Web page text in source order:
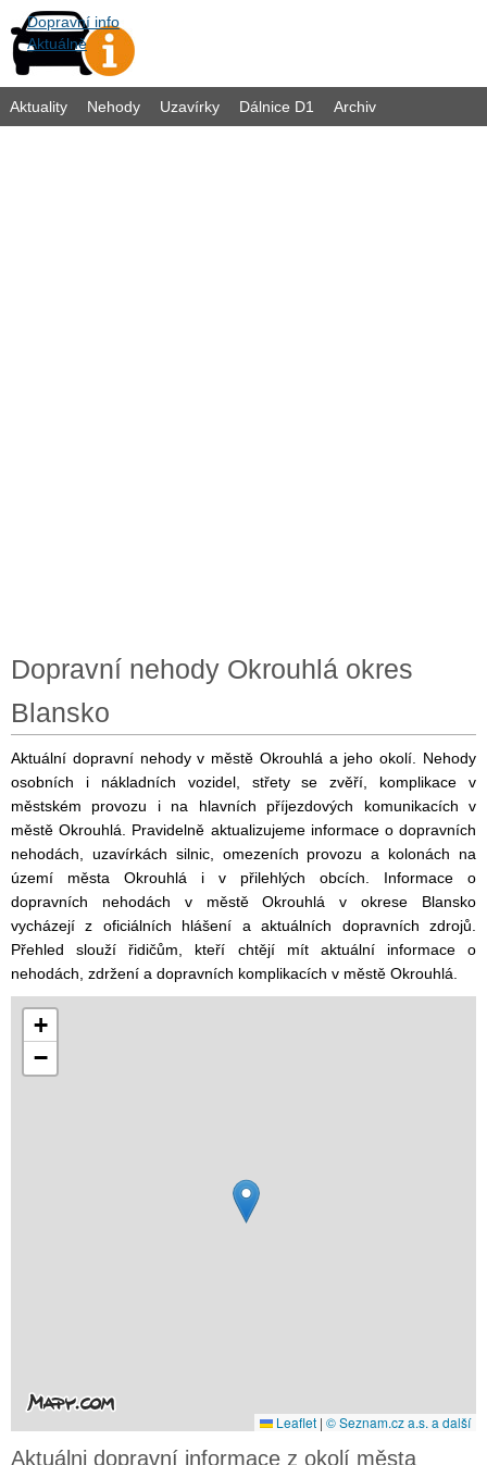
Dopravní info
Aktuálně
Aktuality Nehody Uzavírky Dálnice D1 Archiv
Dopravní nehody Okrouhlá okres
Blansko
Aktuální dopravní nehody v městě Okrouhlá a jeho okolí. Nehody
osobních i nákladních vozidel, střety se zvěří, komplikace v
městském provozu i na hlavních příjezdových komunikacích v
městě Okrouhlá. Pravidelně aktualizujeme informace o dopravních
nehodách, uzavírkách silnic, omezeních provozu a kolonách na
území města Okrouhlá i v přilehlých obcích. Informace o
dopravních nehodách v městě Okrouhlá v okrese Blansko
vycházejí z oficiálních hlášení a aktuálních dopravních zdrojů.
Přehled slouží řidičům, kteří chtějí mít aktuální informace o
nehodách, zdržení a dopravních komplikacích v městě Okrouhlá.
+
−
Leaflet | © Seznam.cz a.s. a další
Aktuálni dopravní informace z okolí města